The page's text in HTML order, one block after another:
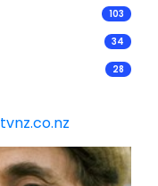
103
34
28
tvnz.co.nz